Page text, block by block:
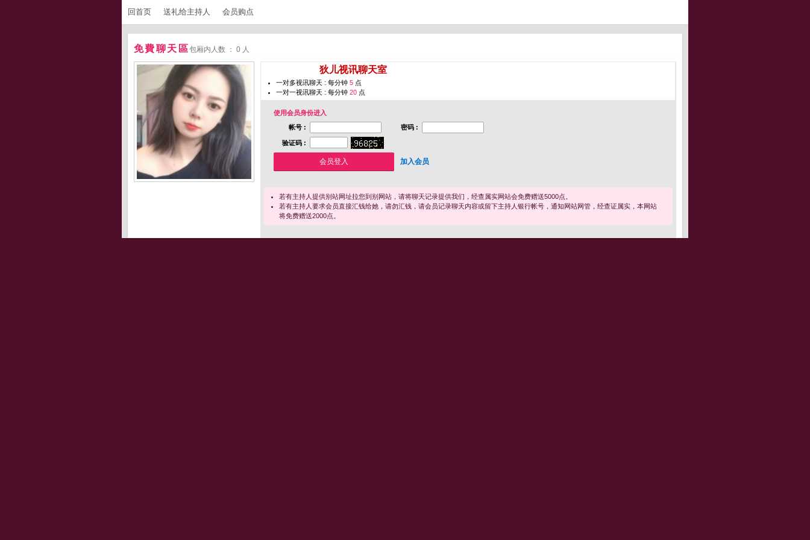
回首页 送礼给主持人 会员购点
免費聊天區包厢内人数 ： 0 人
狄儿视讯聊天室
一对多视讯聊天 : 每分钟 5 点
一对一视讯聊天 : 每分钟 20 点
使用会员身份进入
帐号 :
密码 :
验证码 :
加入会员
若有主持人提供别站网址拉您到别网站，请将聊天记录提供我们，经查属实网站会免费赠送5000点。
若有主持人要求会员直接汇钱给她，请勿汇钱，请会员记录聊天内容或留下主持人银行帐号，通知网站网管，经查证属实，本网站
将免费赠送2000点。